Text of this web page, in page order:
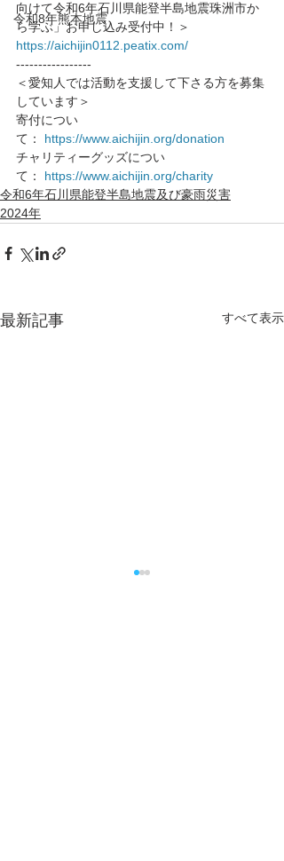
令和8年熊本地震
向けて令和6年石川県能登半島地震珠洲市か
ら学ぶ」お申し込み受付中！＞
https://aichijin0112.peatix.com/
-----------------
＜愛知人では活動を支援して下さる方を募集
しています＞
寄付につい
て： https://www.aichijin.org/donation
チャリティーグッズについ
て： https://www.aichijin.org/charity
令和6年石川県能登半島地震及び豪雨災害
2024年
最新記事 すべて表示